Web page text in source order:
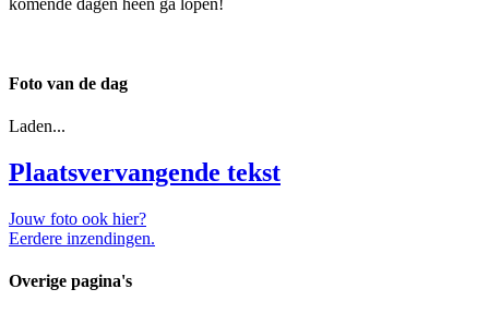
Foto van de dag
Laden...
Plaatsvervangende tekst
Jouw foto ook hier?
Eerdere inzendingen.
Overige pagina's